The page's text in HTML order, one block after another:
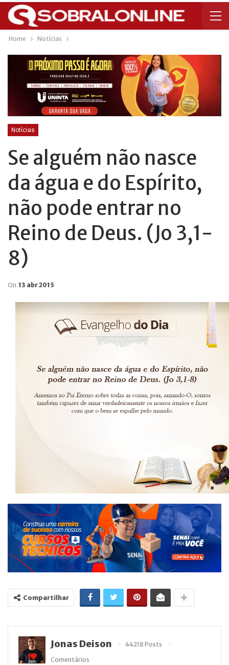
Home Notícias
Notícias
Se alguém não nasce
da água e do Espírito,
não pode entrar no
Reino de Deus. (Jo 3,1-
8)
On 13 abr 2015
Compartilhar
Jonas Deison
44218 Posts
Comentários